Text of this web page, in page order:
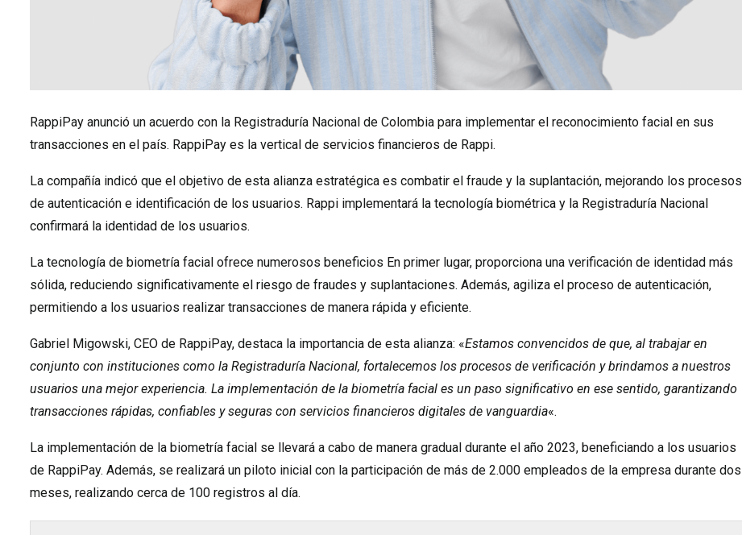
RappiPay anunció un acuerdo con la Registraduría Nacional de Colombia para implementar el reconocimiento facial en sus
transacciones en el país. RappiPay es la vertical de servicios financieros de Rappi.
La compañía indicó que el objetivo de esta alianza estratégica es combatir el fraude y la suplantación, mejorando los procesos
de autenticación e identificación de los usuarios. Rappi implementará la tecnología biométrica y la Registraduría Nacional
confirmará la identidad de los usuarios.
La tecnología de biometría facial ofrece numerosos beneficios En primer lugar, proporciona una verificación de identidad más
sólida, reduciendo significativamente el riesgo de fraudes y suplantaciones. Además, agiliza el proceso de autenticación,
permitiendo a los usuarios realizar transacciones de manera rápida y eficiente.
Gabriel Migowski, CEO de RappiPay, destaca la importancia de esta alianza: «Estamos convencidos de que, al trabajar en
conjunto con instituciones como la Registraduría Nacional, fortalecemos los procesos de verificación y brindamos a nuestros
usuarios una mejor experiencia. La implementación de la biometría facial es un paso significativo en ese sentido, garantizando
transacciones rápidas, confiables y seguras con servicios financieros digitales de vanguardia«.
La implementación de la biometría facial se llevará a cabo de manera gradual durante el año 2023, beneficiando a los usuarios
de RappiPay. Además, se realizará un piloto inicial con la participación de más de 2.000 empleados de la empresa durante dos
meses, realizando cerca de 100 registros al día.